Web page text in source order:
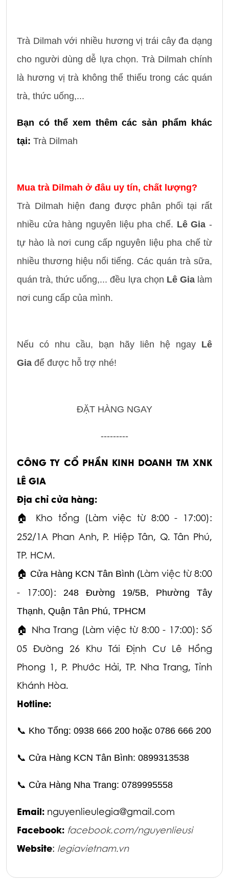
Trà Dilmah với nhiều hương vị trái cây đa dạng
cho người dùng dễ lựa chọn. Trà Dilmah chính
là hương vị trà không thể thiếu trong các quán
trà, thức uống,...
Bạn có thể xem thêm các sản phẩm khác
tại: Trà Dilmah
Mua trà Dilmah ở đâu uy tín, chất lượng?
Trà Dilmah hiện đang được phân phối tại rất
nhiều cửa hàng nguyên liệu pha chế. Lê Gia -
tự hào là nơi cung cấp nguyên liệu pha chế từ
nhiều thương hiệu nổi tiếng. Các quán trà sữa,
quán trà, thức uống,... đều lựa chọn Lê Gialàm
nơi cung cấp của mình.
Nếu có nhu cầu, bạn hãy liên hệ ngay Lê
Gia để được hỗ trợ nhé!
ĐẶT HÀNG NGAY
---------
CÔNG TY CỔ PHẦN KINH DOANH TM XNK
LÊ GIA
Địa chỉ cửa hàng:
🏠 Kho tổng (Làm việc từ 8:00 - 17:00):
252/1A Phan Anh, P. Hiệp Tân, Q. Tân Phú,
TP. HCM.
🏠 Cửa Hàng KCN Tân Bình (Làm việc từ 8:00
- 17:00):
248 Đường 19/5B, Phường Tây
Thạnh, Quận Tân Phú, TPHCM
🏠 Nha Trang (Làm việc từ 8:00 - 17:00): Số
05 Đường 26 Khu Tái Định Cư Lê Hồng
Phong 1, P. Phước Hải, TP. Nha Trang, Tỉnh
Khánh Hòa.
Hotline:
📞 Kho Tổng: 0938 666 200 hoặc 0786 666 200
📞 Cửa Hàng KCN Tân Bình: 0899313538
📞 Cửa Hàng Nha Trang: 0789995558
Email: nguyenlieulegia@gmail.com
Facebook: facebook.com/nguyenlieusi
Website: legiavietnam.vn